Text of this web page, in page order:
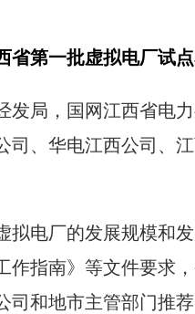
省第一批虚拟电厂试
局，国网江西省电
、华电江西公司、
电厂的发展规模和
指南》等文件要求
和地市主管部门推